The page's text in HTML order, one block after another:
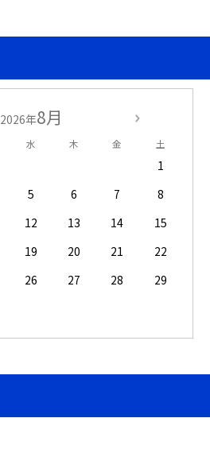
2026年8月
水 木 金 土
1
5 6 7
8
12 13 14
15
19 20 21
22
26 27 28
29